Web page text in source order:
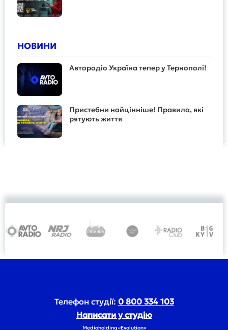
НОВИНИ
Авторадіо Україна тепер у Тернополі!
Пристебни найцінніше! Правила, які
рятують життя
Телефон студії: 0 800 334 103
Написати у студію
Mediaholding «Evolution»